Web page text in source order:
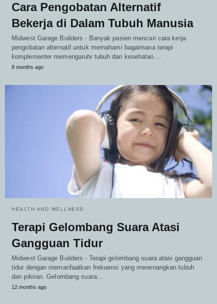
Cara Pengobatan Alternatif
Bekerja di Dalam Tubuh Manusia
Midwest Garage Builders - Banyak pasien mencari cara kerja
pengobatan alternatif untuk memahami bagaimana terapi
komplementer memengaruhi tubuh dan kesehatan.…
8 months ago
HEALTH AND WELLNESS
Terapi Gelombang Suara Atasi
Gangguan Tidur
Midwest Garage Builders - Terapi gelombang suara atasi gangguan
tidur dengan memanfaatkan frekuensi yang menenangkan tubuh
dan pikiran. Gelombang suara…
12 months ago